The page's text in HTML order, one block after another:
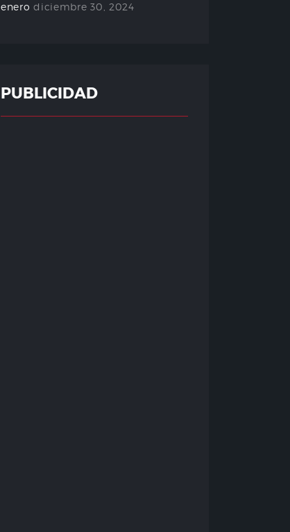
enero diciembre 30, 2024
PUBLICIDAD